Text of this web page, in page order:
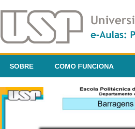
SOBRE COMO FUNCIONA